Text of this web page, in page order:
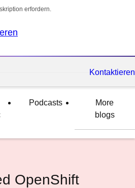
erfordern.
Kontaktieren
Podcasts
More
blogs
OpenShift